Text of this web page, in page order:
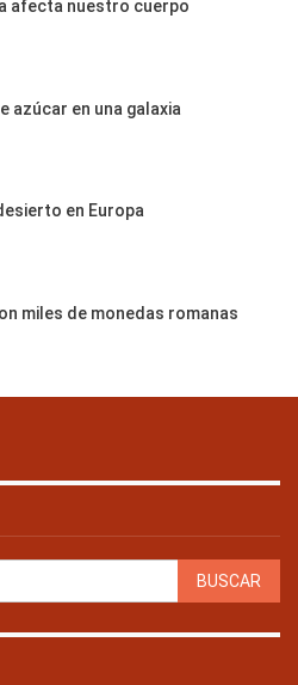
afecta nuestro cuerpo
azúcar en una galaxia
en Europa
miles de monedas romanas